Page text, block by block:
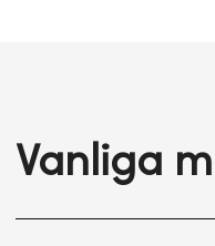
Vanliga